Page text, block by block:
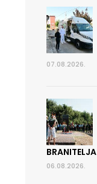
07.08.2026.
BRANITELJA
06.08.2026.